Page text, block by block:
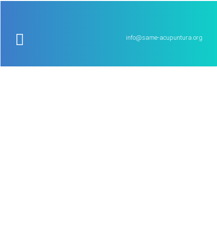
info@same-acupuntura.org